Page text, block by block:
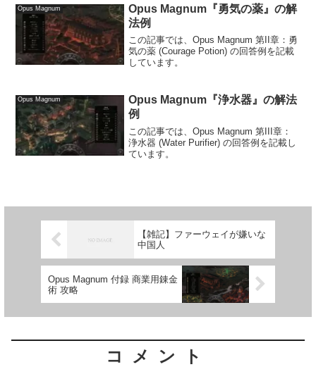
Opus Magnum
Opus Magnum『勇気の薬』の解
法例
この記事では、Opus Magnum 第II章：勇
気の薬 (Courage Potion) の回答例を記載
しています。
Opus Magnum
Opus Magnum『浄水器』の解法
例
この記事では、Opus Magnum 第III章：
浄水器 (Water Purifier) の回答例を記載し
ています。
【雑記】ファーウェイが嫌いな
中国人
Opus Magnum 付録 商業用錬金
術 攻略
コメント